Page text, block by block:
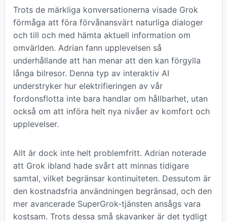
Trots de märkliga konversationerna visade Grok
förmåga att föra förvånansvärt naturliga dialoger
och till och med hämta aktuell information om
omvärlden. Adrian fann upplevelsen så
underhållande att han menar att den kan förgylla
långa bilresor. Denna typ av interaktiv AI
understryker hur elektrifieringen av vår
fordonsflotta inte bara handlar om hållbarhet, utan
också om att införa helt nya nivåer av komfort och
upplevelser.
Allt är dock inte helt problemfritt. Adrian noterade
att Grok ibland hade svårt att minnas tidigare
samtal, vilket begränsar kontinuiteten. Dessutom är
den kostnadsfria användningen begränsad, och den
mer avancerade SuperGrok-tjänsten ansågs vara
kostsam. Trots dessa små skavanker är det tydligt